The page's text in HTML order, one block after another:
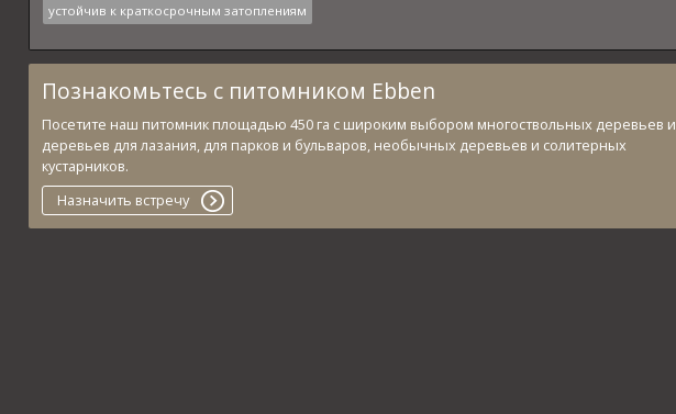
устойчив к краткосрочным затоплениям
Познакомьтесь с питомником Ebben
Посетите наш питомник площадью 450 га с широким выбором многоствольных деревьев и
деревьев для лазания, для парков и бульваров, необычных деревьев и солитерных
кустарников.
Назначить встречу